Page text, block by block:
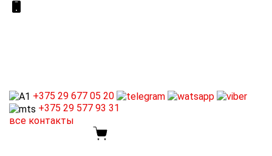
+375 29 677 05 20
+375 29 577 93 31
все контакты